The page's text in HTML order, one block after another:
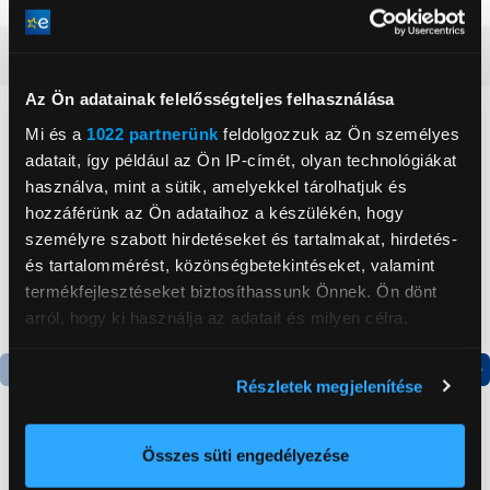
Az Ön adatainak felelősségteljes felhasználása
Mi és a 1022 partnerünk feldolgozzuk az Ön személyes
adatait, így például az Ön IP-címét, olyan technológiákat
használva, mint a sütik, amelyekkel tárolhatjuk és
hozzáférünk az Ön adataihoz a készülékén, hogy
személyre szabott hirdetéseket és tartalmakat, hirdetés-
és tartalommérést, közönségbetekintéseket, valamint
termékfejlesztéseket biztosíthassunk Önnek. Ön dönt
arról, hogy ki használja az adatait és milyen célra.
elhelyezkedéséről pár méteres pontossággal
Az Ön készülékén beazonosítása annak konkrét
Részletek megjelenítése
Összes süti engedélyezése
Neked ajánljuk
Termék adatlap